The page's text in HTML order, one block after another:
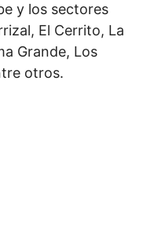
y los sectores
El Cerrito, La
Grande, Los
otros.